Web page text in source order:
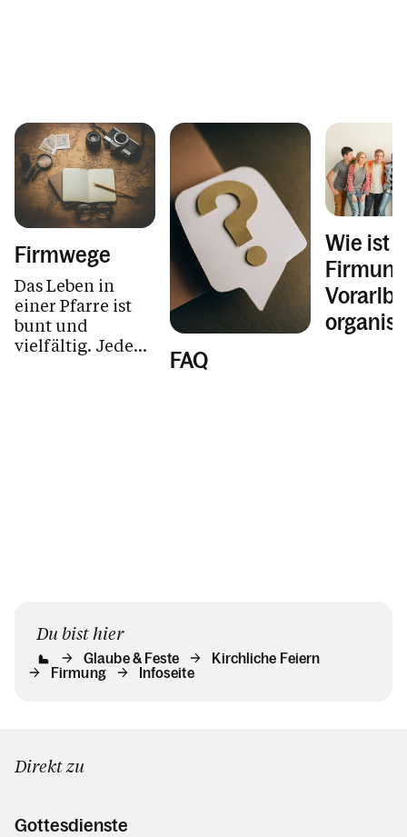
Firmwege
Das Leben in
einer Pfarre ist
bunt und
vielfältig. Jede
FAQ
Wie ist
Du bist hier
Glaube & Feste
Kirchliche Feiern
Firmung
Infoseite
Direkt zu
Gottesdienste